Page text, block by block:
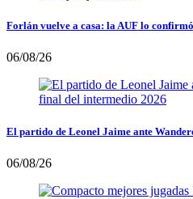
Forlán vuelve a casa: la AUF lo
06/08/26
El partido de Leonel Jaime ante
06/08/26